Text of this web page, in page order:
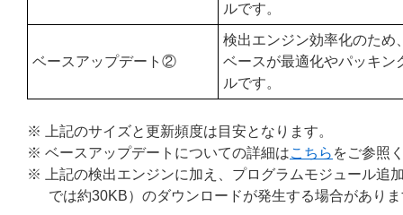
ルです。
ベースアップデート②
検出エンジン効率化のため
ベースが最適化やパッキン
ルです。
※ 上記のサイズと更新頻度は目安となります。
※ ベースアップデートについての詳細はこちら をご参照
※ 上記の検出エンジンに加え、プログラムモジュール追
では約30KB）のダウンロードが発生する場合があり